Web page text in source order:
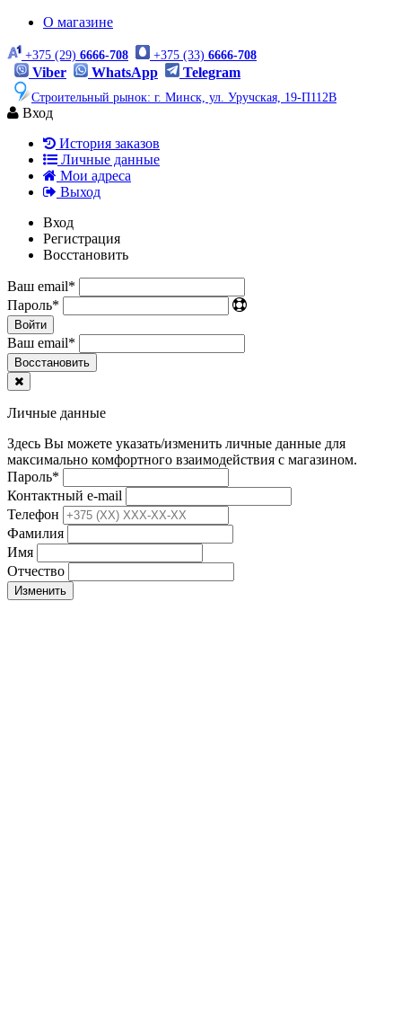
О магазине
+375 (29) 6666-708 +375 (33) 6666-708
Viber WhatsApp Telegram
Строительный рынок: г. Минск, ул. Уручская, 19-П112В
Вход
История заказов
Личные данные
Мои адреса
Выход
Вход
Регистрация
Восстановить
Ваш email*
Пароль*
Войти
Ваш email*
Воcстановить
Личные данные
Здесь Вы можете указать/изменить личные данные для
максимально комфортного взаимодействия с магазином.
Пароль*
Контактный e-mail
Телефон
Фамилия
Имя
Отчество
Изменить